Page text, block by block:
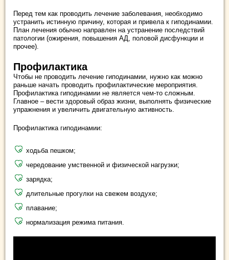
Перед тем как проводить лечение заболевания, необходимо
устранить истинную причину, которая и привела к гиподинамии.
План лечения обычно направлен на устранение последствий
патологии (ожирения, повышения АД, половой дисфункции и
прочее).
Профилактика
Чтобы не проводить лечение гиподинамии, нужно как можно
раньше начать проводить профилактические мероприятия.
Профилактика гиподинамии не является чем-то сложным.
Главное – вести здоровый образ жизни, выполнять физические
упражнения и увеличить двигательную активность.
Профилактика гиподинамии:
ходьба пешком;
чередование умственной и физической нагрузки;
зарядка;
длительные прогулки на свежем воздухе;
плавание;
нормализация режима питания.